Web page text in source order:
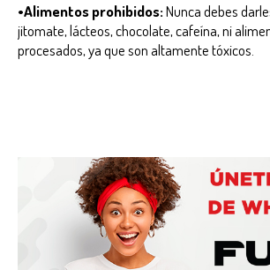
•Alimentos prohibidos:Nunca debes
jitomate, lácteos, chocolate, cafeína, ni
procesados, ya que son altamente tóxicos.